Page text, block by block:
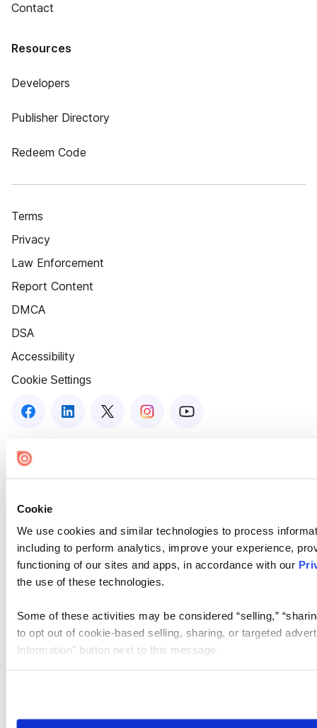
Cookie
We use cookies and similar technologies to process
including to perform analytics, improve your experience,
functioning of our sites and apps, in accordance with our
the use of these technologies.
Some of these activities may be considered “selling,”
to opt out of cookie-based selling, sharing, or targeted
Information” button next to this message.
need to be set again.
Contact
Resources
Developers
Publisher Directory
Redeem Code
Terms
Privacy
Law Enforcement
Report Content
DMCA
DSA
Accessibility
Cookie Settings